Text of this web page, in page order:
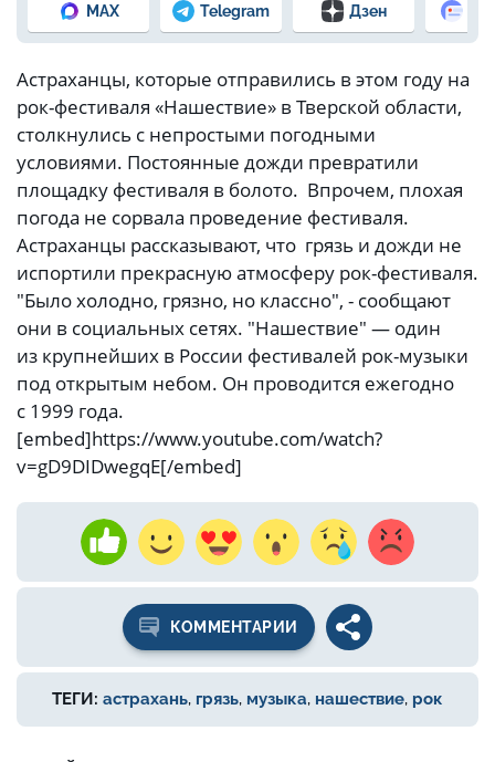
MAX Telegram Дзен
Астраханцы, которые отправились в этом году на
рок-фестиваля «Нашествие» в Тверской области,
столкнулись с непростыми погодными
условиями. Постоянные дожди превратили
площадку фестиваля в болото. Впрочем, плохая
погода не сорвала проведение фестиваля.
Астраханцы рассказывают, что грязь и дожди не
испортили прекрасную атмосферу рок-фестиваля.
"Было холодно, грязно, но классно", - сообщают
они в социальных сетях. "Нашествие" — один
из крупнейших в России фестивалей рок-музыки
под открытым небом. Он проводится ежегодно
с 1999 года.
[embed]https://www.youtube.com/watch?
v=gD9DIDwegqE[/embed]
КОММЕНТАРИИ
ТЕГИ: астрахань, грязь, музыка, нашествие, рок